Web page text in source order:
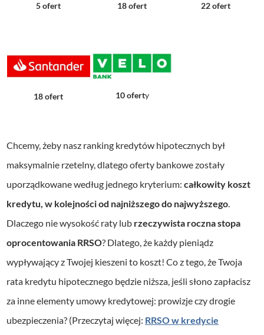
5 ofert 18 ofert 22 ofert
18 ofert 10 oferty
Chcemy, żeby nasz ranking kredytów hipotecznych był
maksymalnie rzetelny, dlatego oferty bankowe zostały
uporządkowane według jednego kryterium:całkowity koszt
kredytu, w kolejności od najniższego do najwyższego
Dlaczego nie wysokość raty lub rzeczywista roczna stopa
oprocentowania RRSO? Dlatego, że każdy pieniądz
wypływający z Twojej kieszeni to koszt! Co z tego, że Twoja
rata kredytu hipotecznego będzie niższa, jeśli słono zapłacisz
za inne elementy umowy kredytowej: prowizje czy drogie
ubezpieczenia? (Przeczytaj więcej: RRSO w kredycie